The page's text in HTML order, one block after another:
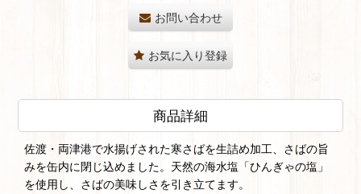
お問い合わせ
お気に入り登録
商品詳細
佐渡・両津港で水揚げされた寒さばを生詰め加工、さばの旨
みを缶内に閉じ込めました。天然の海水塩「ひんぎゃの塩」
を使用し、さばの美味しさを引き立てます。